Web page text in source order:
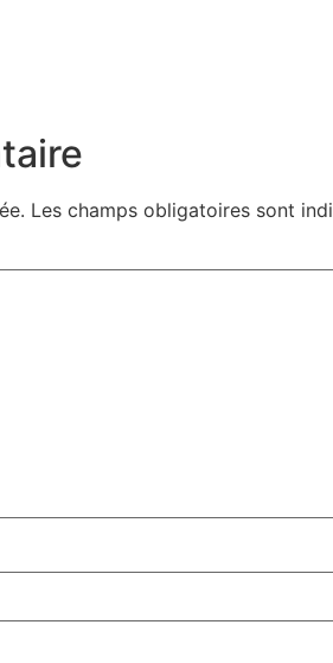
Les champs obligatoires sont